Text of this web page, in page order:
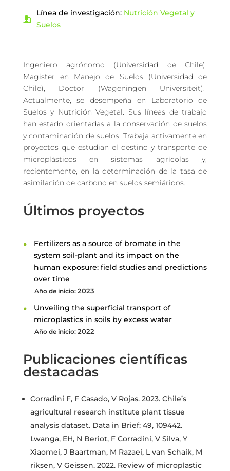
Línea de investigación: Nutrición Vegetal y
Suelos
Ingeniero agrónomo (Universidad de Chile),
Magíster en Manejo de Suelos (Universidad de
Chile), Doctor (Wageningen Universiteit).
Actualmente, se desempeña en Laboratorio de
Suelos y Nutrición Vegetal. Sus líneas de trabajo
han estado orientadas a la conservación de suelos
y contaminación de suelos. Trabaja activamente en
proyectos que estudian el destino y transporte de
microplásticos en sistemas agrícolas y,
recientemente, en la determinación de la tasa de
asimilación de carbono en suelos semiáridos.
Últimos proyectos
Fertilizers as a source of bromate in the
system soil-plant and its impact on the
human exposure: field studies and predictions
over time
Año de inicio: 2023
Unveiling the superficial transport of
microplastics in soils by excess water
Año de inicio: 2022
Publicaciones científicas
destacadas
Corradini F, F Casado, V Rojas. 2023. Chile’s
agricultural research institute plant tissue
analysis dataset. Data in Brief: 49, 109442.
Lwanga, EH, N Beriot, F Corradini, V Silva, Y
Xiaomei, J Baartman, M Razaei, L van Schaik, M
riksen, V Geissen. 2022. Review of microplastic